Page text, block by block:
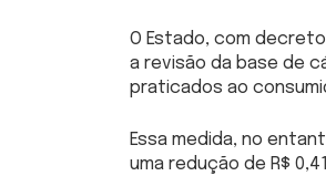
O Estado, com
a revisão da base de
praticados ao
Essa medida, no
uma redução de R$